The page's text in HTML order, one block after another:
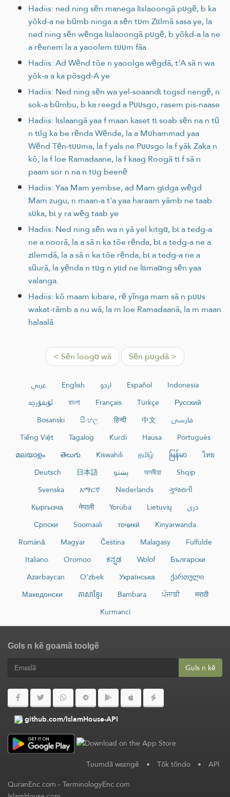
Hadiis: ned ning sẽn manega lɩslaoongã pʋgẽ, b ka
yõkd-a ne bũmb ninga a sẽn tʋm Zɩɩlmã sasa ye, la
ned ning sẽn wẽnga lɩslaoongã pʋgẽ, b yõkd-a la ne
a rẽenem la a yaoolem tʋʋm fãa
Hadiis: Ad Wẽnd tõe n yaoolga wẽgdã, t'A sã n wa
yõk-a a ka põsgd-A ye
Hadiis: Ned ning sẽn wa yel-soaandɩ togsd nengẽ, n
sok-a bũmbu, b ka reegd a Pʋʋsgo, rasem pis-naase
Hadiis: lɩslaangã yaa f maan kaset tɩ soab sẽn na n tũ
n tɩlg ka be rẽnda Wẽnde, la a Mʋhammad yaa
Wẽnd Tẽn-tʋʋma, la f yals ne Pʋʋsgo la f yãk Zaka n
kõ, la f loe Ramadaane, la f kaag Roogã tɩ f sã n
paam sor n na n tʋg beenẽ
Hadiis: Yaa Mam yembse, ad Mam gɩdga wẽgd
Mam zugu, n maan-a t'a yaa haraam yãmb ne taab
sʋka, bɩ y ra wẽg taab ye
Hadiis: Ned ning sẽn wa n yã yel kitgɑ, bɩ a tedg-a
ne a noorã, la a sã n ka tõe rẽnda, bɩ a tedg-a ne a
zɩlemdã, la a sã n ka tõe rẽnda, bɩ a tedg-a ne a
sũurã, la yẽnda n tʋg n yɩɩd ne lɩɩmaɑng sẽn yaa
valanga.
Hadiis: kõ maam kibare, rẽ yĩnga mam sã n pʋʋs
wakat-rãmb a nu wã, la m loe Ramadaanã, la m maan
halaalã
< Sẽn loogɑ wã Sẽn pʋgdã >
عربي English اردو Español
Indonesia
ئۇيغۇرچە
বাংলা Français Türkçe
Русский
Bosanski
සිංහල हिन्दी 中文
فارسی
Tiếng Việt
Tagalog Kurdî Hausa
Português
മലയാളം
తెలుగు Kiswahili தமிழ் မြန်မာ
ไทย
Deutsch
日本語 پښتو অসমীয়া
Shqip
Svenska
አማርኛ Nederlands
ગુજરાતી
Кыргызча
नेपाली Yorùbá Lietuvių
دری
Српски
Soomaali тоҷикӣ
Kinyarwanda
Română
Magyar Čeština Malagasy
Fulfulde
Italiano
Oromoo ಕನ್ನಡ Wolof
Български
Azərbaycan
O‘zbek Українська
ქართული
Македонски
ភាសាខ្មែរ Bambara ਪੰਜਾਬੀ
मराठी
Kurmancî
Gʋls n kẽ goamã toolgẽ
Gʋls n kẽ
github.com/IslamHouse-API
Tʋʋmdã wεεngẽ • Tõk tõndo • API
QuranEnc.com-TerminologyEnc.com